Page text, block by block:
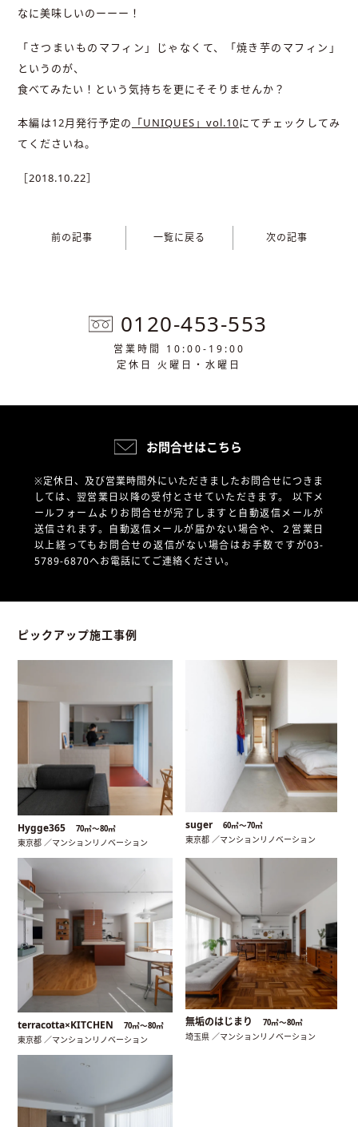
なに美味しいのーーー！
「さつまいものマフィン」じゃなくて、「焼き芋のマフィン」
というのが、
食べてみたい！という気持ちを更にそそりませんか？
本編は12月発行予定の 「UNIQUES」vol.10にてチェックしてみ
てくださいね。
［2018.10.22］
前の記事 一覧に戻る 次の記事
0120-453-553
営業時間 10:00-19:00
定休日 火曜日・水曜日
お問合せはこちら
※定休日、及び営業時間外にいただきましたお問合せにつきま
しては、翌営業日以降の受付とさせていただきます。 以下メ
ールフォームよりお問合せが完了しますと自動返信メールが
送信されます。自動返信メールが届かない場合や、
２営業日
以上経ってもお問合せの返信がない場合はお手数ですが03-
5789-6870へお電話にてご連絡ください。
ピックアップ施工事例
Hygge365 70㎡〜80㎡
東京都 ／マンションリノベーション
suger 60㎡〜70㎡
東京都 ／マンションリノベーション
terracotta×KITCHEN 70㎡〜80㎡
東京都 ／マンションリノベーション
無垢のはじまり 70㎡〜80㎡
埼玉県 ／マンションリノベーション